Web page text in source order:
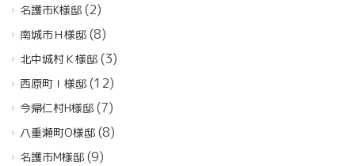
名護市K様邸 (2)
南城市Ｈ様邸 (8)
北中城村Ｋ様邸 (3)
西原町Ｉ様邸 (12)
今帰仁村H様邸 (7)
八重瀬町O様邸 (8)
名護市M様邸 (9)